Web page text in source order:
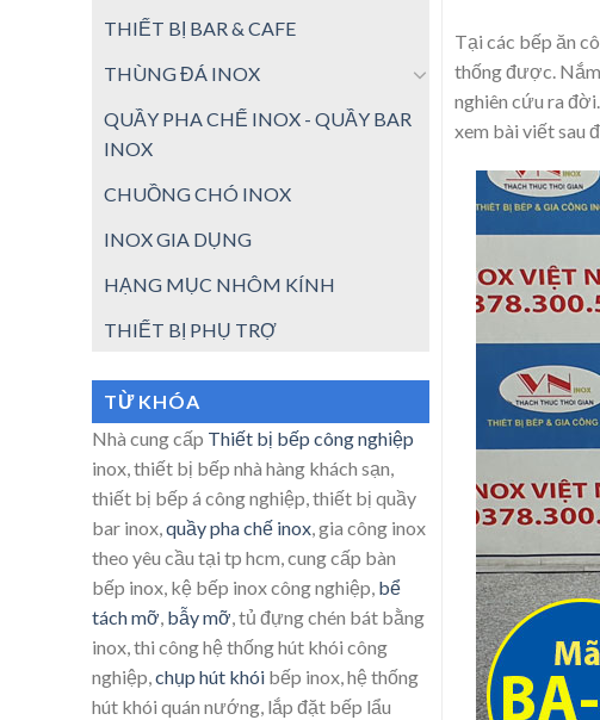
THIẾT BỊ BAR & CAFE
THÙNG ĐÁ INOX
QUẦY PHA CHẾ INOX - QUẦY BAR
INOX
CHUỒNG CHÓ INOX
INOX GIA DỤNG
HẠNG MỤC NHÔM KÍNH
THIẾT BỊ PHỤ TRỢ
TỪ KHÓA
Nhà cung cấp Thiết bị bếp công nghiệp
inox, thiết bị bếp nhà hàng khách sạn,
thiết bị bếp á công nghiệp, thiết bị quầy
bar inox,quầy pha chế inox, gia công inox
theo yêu cầu tại tp hcm, cung cấp bàn
bếp inox, kệ bếp inox công nghiệp, bể
tách mỡ, bẫy mỡ, tủ đựng chén bát bằng
inox, thi công hệ thống hút khói công
nghiệp,chụp hút khói bếp inox, hệ thống
hút khói quán nướng, lắp đặt bếp lẩu
Tại các bếp ăn
thống được.
nghiên cứu ra
xem bài viết sau